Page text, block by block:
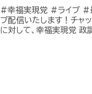
#幸福実現党 #ライブ #
ブ配信いたします！チャ
に対して、幸福実現党 政